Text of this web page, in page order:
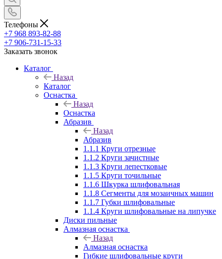
Телефоны
+7 968 893-82-88
+7 906-731-15-33
Заказать звонок
Каталог
Назад
Каталог
Оснастка
Назад
Оснастка
Абразив
Назад
Абразив
1.1.1 Круги отрезные
1.1.2 Круги зачистные
1.1.3 Круги лепестковые
1.1.5 Круги точильные
1.1.6 Шкурка шлифовальная
1.1.8 Сегменты для мозаичных машин
1.1.7 Губки шлифовальные
1.1.4 Круги шлифовальные на липучке
Диски пильные
Алмазная оснастка
Назад
Алмазная оснастка
Гибкие шлифовальные круги